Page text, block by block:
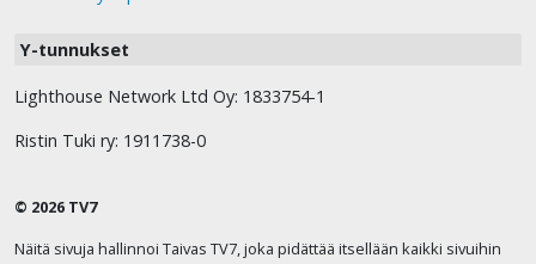
Y-tunnukset
Lighthouse Network Ltd Oy: 1833754-1
Ristin Tuki ry: 1911738-0
© 2026 TV7
Näitä sivuja hallinnoi Taivas TV7, joka pidättää itsellään kaikki sivuihin